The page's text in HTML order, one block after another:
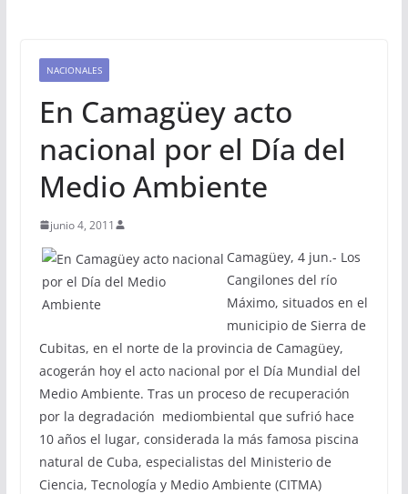
NACIONALES
En Camagüey acto
nacional por el Día del
Medio Ambiente
junio 4, 2011
Camagüey, 4 jun.- Los
Cangilones del río
Máximo, situados en el
municipio de Sierra de
Cubitas, en el norte de la provincia de Camagüey,
acogerán hoy el acto nacional por el Día Mundial del
Medio Ambiente. Tras un proceso de recuperación
por la degradación mediombiental que sufrió hace
10 años el lugar, considerada la más famosa piscina
natural de Cuba, especialistas del Ministerio de
Ciencia, Tecnología y Medio Ambiente (CITMA)